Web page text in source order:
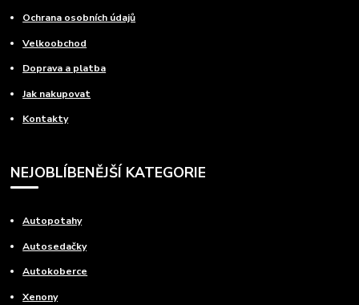
Ochrana osobních údajů
Velkoobchod
Doprava a platba
Jak nakupovat
Kontakty
NEJOBLÍBENĚJŠÍ KATEGORIE
Autopotahy
Autosedačky
Autokoberce
Xenony